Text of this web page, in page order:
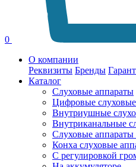
0
О компании
Реквизиты Бренды
Каталог
Слуховые аппараты
Цифровые
Внутриушные
Внутриканальные
Слуховые
Конха слуховые
С регулировкой